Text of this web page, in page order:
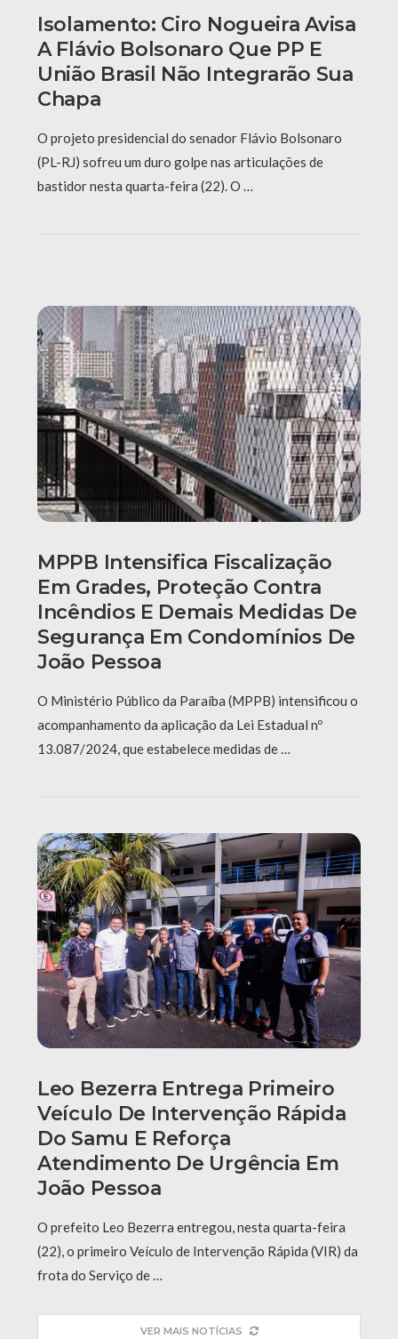
Isolamento: Ciro Nogueira Avisa
A Flávio Bolsonaro Que PP E
União Brasil Não Integrarão Sua
Chapa
O projeto presidencial do senador Flávio Bolsonaro
(PL-RJ) sofreu um duro golpe nas articulações de
bastidor nesta quarta-feira (22). O …
MPPB Intensifica Fiscalização
Em Grades, Proteção Contra
Incêndios E Demais Medidas De
Segurança Em Condomínios De
João Pessoa
O Ministério Público da Paraíba (MPPB) intensificou o
acompanhamento da aplicação da Lei Estadual nº
13.087/2024, que estabelece medidas de …
Leo Bezerra Entrega Primeiro
Veículo De Intervenção Rápida
Do Samu E Reforça
Atendimento De Urgência Em
João Pessoa
O prefeito Leo Bezerra entregou, nesta quarta-feira
(22), o primeiro Veículo de Intervenção Rápida (VIR) da
frota do Serviço de …
VER MAIS NOTÍCIAS